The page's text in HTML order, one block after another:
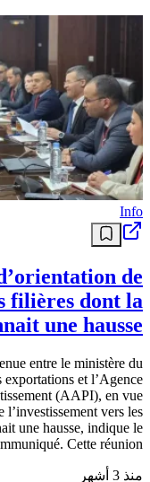
Info
de
filières dont la
une hausse
entre le ministère du
et l’Agence
(AAPI), en vue
l’investissement vers les
une hausse, indique le
Cette réunion …
منذ 3 أشهر